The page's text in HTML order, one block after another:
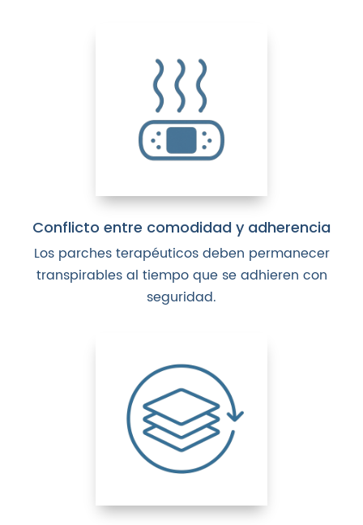
Conflicto entre comodidad y adherencia
Los parches terapéuticos deben permanecer
transpirables al tiempo que se adhieren con
seguridad.